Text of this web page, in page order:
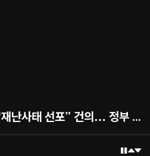
김진태 지사, 대통령에 “재난사태 선포” 건의… 정부 지원 요청